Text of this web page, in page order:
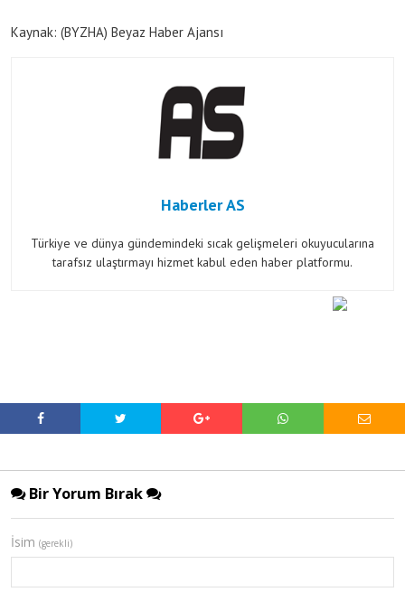
Kaynak: (BYZHA) Beyaz Haber Ajansı
Haberler AS
Türkiye ve dünya gündemindeki sıcak gelişmeleri okuyucularına
tarafsız ulaştırmayı hizmet kabul eden haber platformu.
Bir Yorum Bırak
İsim (gerekli)